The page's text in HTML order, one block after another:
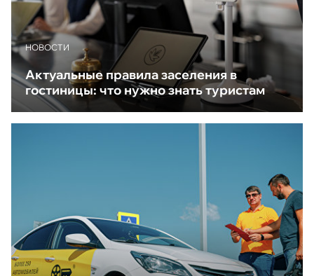
НОВОСТИ
Актуальные правила заселения в
гостиницы: что нужно знать туристам